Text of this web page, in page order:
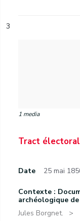
3
1 media
Tract
Date 25 mai
Contexte :
archéologique
Jules Borgnet.